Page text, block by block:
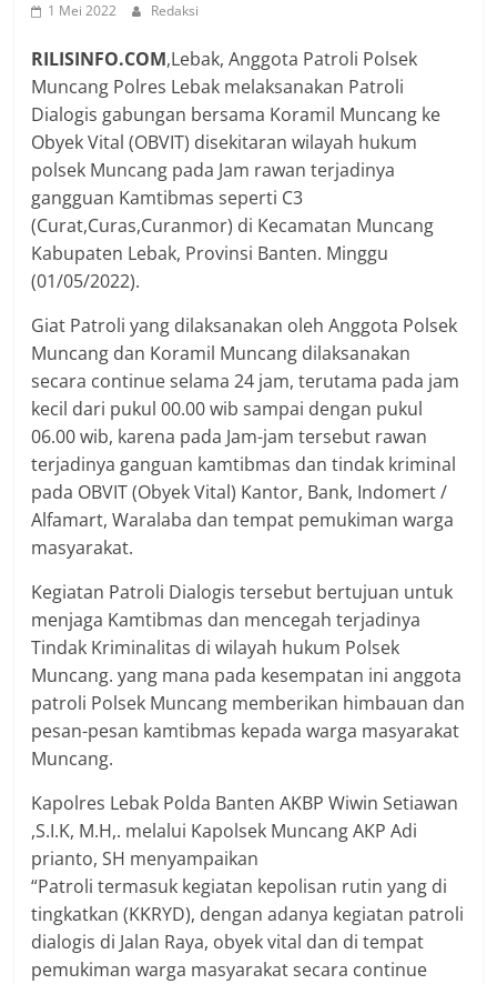
1 Mei 2022 Redaksi
RILISINFO.COM,Lebak, Anggota Patroli Polsek
Muncang Polres Lebak melaksanakan Patroli
Dialogis gabungan bersama Koramil Muncang ke
Obyek Vital (OBVIT) disekitaran wilayah hukum
polsek Muncang pada Jam rawan terjadinya
gangguan Kamtibmas seperti C3
(Curat,Curas,Curanmor) di Kecamatan Muncang
Kabupaten Lebak, Provinsi Banten. Minggu
(01/05/2022).
Giat Patroli yang dilaksanakan oleh Anggota Polsek
Muncang dan Koramil Muncang dilaksanakan
secara continue selama 24 jam, terutama pada jam
kecil dari pukul 00.00 wib sampai dengan pukul
06.00 wib, karena pada Jam-jam tersebut rawan
terjadinya ganguan kamtibmas dan tindak kriminal
pada OBVIT (Obyek Vital) Kantor, Bank, Indomert /
Alfamart, Waralaba dan tempat pemukiman warga
masyarakat.
Kegiatan Patroli Dialogis tersebut bertujuan untuk
menjaga Kamtibmas dan mencegah terjadinya
Tindak Kriminalitas di wilayah hukum Polsek
Muncang. yang mana pada kesempatan ini anggota
patroli Polsek Muncang memberikan himbauan dan
pesan-pesan kamtibmas kepada warga masyarakat
Muncang.
Kapolres Lebak Polda Banten AKBP Wiwin Setiawan
,S.I.K, M.H,. melalui Kapolsek Muncang AKP Adi
prianto, SH menyampaikan
“Patroli termasuk kegiatan kepolisan rutin yang di
tingkatkan (KKRYD), dengan adanya kegiatan patroli
dialogis di Jalan Raya, obyek vital dan di tempat
pemukiman warga masyarakat secara continue